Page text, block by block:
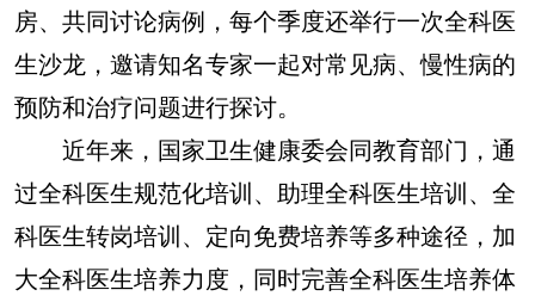
房、共同讨论病例，每个季度还举行一次全科医
生沙龙，邀请知名专家一起对常见病、慢性病的
预防和治疗问题进行探讨。
近年来，国家卫生健康委会同教育部门，通
过全科医生规范化培训、助理全科医生培训、全
科医生转岗培训、定向免费培养等多种途径，加
大全科医生培养力度，同时完善全科医生培养体